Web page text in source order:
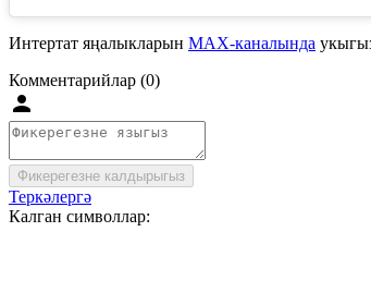
Интертат яңалыкларын MAX-каналында
Комментарийлар (0)
Фикерегезне калдырыгыз
Теркәлергә
Калган символлар: